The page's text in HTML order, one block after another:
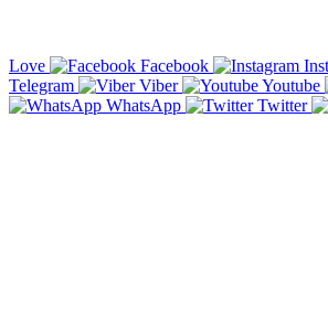
Love
Facebook
Telegram
Viber Youtube
WhatsApp
Twitter